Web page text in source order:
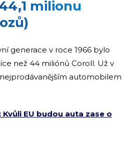
milionu
generace v roce 1966 bylo
než 44 miliónů Coroll. Už v
automobilem
EU budou auta zase o